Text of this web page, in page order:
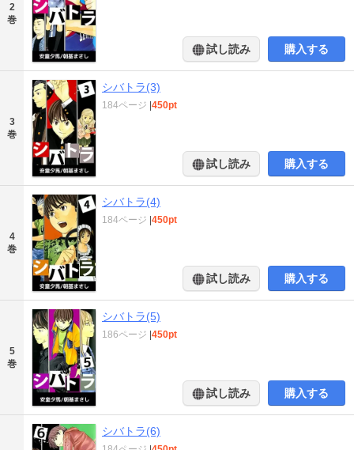
2
巻
試し読み 購入する
3
巻
シバトラ(3)
184ページ |450pt
試し読み 購入する
4
巻
シバトラ(4)
184ページ |450pt
試し読み 購入する
5
巻
シバトラ(5)
186ページ |450pt
試し読み 購入する
シバトラ(6)